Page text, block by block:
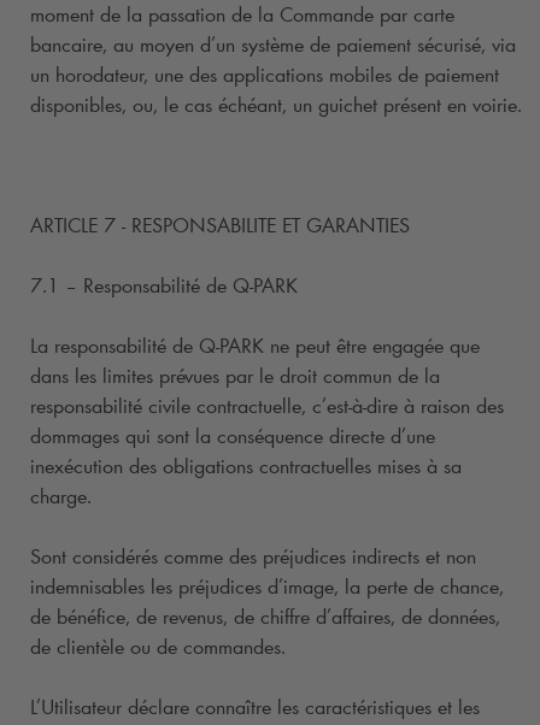
moment de la passation de la Commande par carte
bancaire, au moyen d’un système de paiement sécurisé, via
un horodateur, une des applications mobiles de paiement
disponibles, ou, le cas échéant, un guichet présent en voirie.
ARTICLE 7 - RESPONSABILITE ET GARANTIES
7.1 – Responsabilité de Q-PARK
La responsabilité de Q-PARK ne peut être engagée que
dans les limites prévues par le droit commun de la
responsabilité civile contractuelle, c’est-à-dire à raison des
dommages qui sont la conséquence directe d’une
inexécution des obligations contractuelles mises à sa
charge.
Sont considérés comme des préjudices indirects et non
indemnisables les préjudices d’image, la perte de chance,
de bénéfice, de revenus, de chiffre d’affaires, de données,
de clientèle ou de commandes.
L’Utilisateur déclare connaître les caractéristiques et les